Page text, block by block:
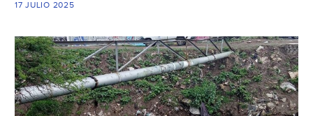
Nuevo
(Milenio)
17 JULIO 2025